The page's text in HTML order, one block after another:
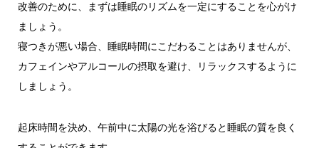
改善のために、まずは睡眠のリズムを一定にすることを心がけ
ましょう。
寝つきが悪い場合、睡眠時間にこだわることはありませんが、
カフェインやアルコールの摂取を避け、リラックスするように
しましょう。
起床時間を決め、午前中に太陽の光を浴びると睡眠の質を良く